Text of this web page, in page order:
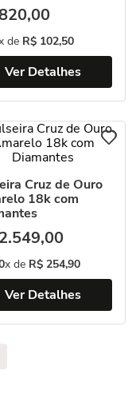
,00
de R$ 102,50
Ver Detalhes
Cruz de Ouro
18k com
2.549,00
x de R$ 254,90
Ver Detalhes